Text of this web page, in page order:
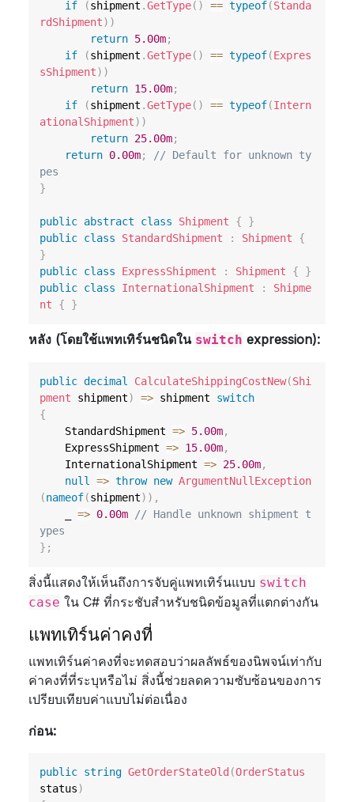
if (shipment .GetType( ) == typeof(Standa
rdShipment) )
return 5.00m;
if
(shipment .GetType( ) == typeof(Expres
sShipment) )
return 15.00m;
if
(shipment .GetType( ) == typeof(Intern
ationalShipment) )
return 25.00m;
return 0.00m;
// Default for unknown ty
pes
}
public abstract class Shipment {
}
public class StandardShipment : Shipment
{
}
public class ExpressShipment : Shipment {
}
public class InternationalShipment :
Shipme
nt
{ }
หลัง (โดยใช้แพทเทิร์นชนิดใน switch expression):
public decimal CalculateShippingCostNew(Shi
pment shipment) => shipment switch
{
    StandardShipment
=> 5.00m,
    ExpressShipment
=> 15.00m,
    InternationalShipment
=> 25.00m,
null
=> throw new ArgumentNullException
(nameof(shipment) ) ,
=> 0.00m
// Handle unknown shipment t
ypes
} ;
สิ่งนี้แสดงให้เห็นถึงการจับคู่แพทเทิร์นแบบ switch
case ใน C# ที่กระชับสำหรับชนิดข้อมูลที่แตกต่างกัน
แพทเทิร์นค่าคงที่
แพทเทิร์นค่าคงที่จะทดสอบว่าผลลัพธ์ของนิพจน์เท่ากับ
ค่าคงที่ที่ระบุหรือไม่ สิ่งนี้ช่วยลดความซับซ้อนของการ
เปรียบเทียบค่าแบบไม่ต่อเนื่อง
ก่อน:
public string GetOrderStateOld (OrderStatus
status)